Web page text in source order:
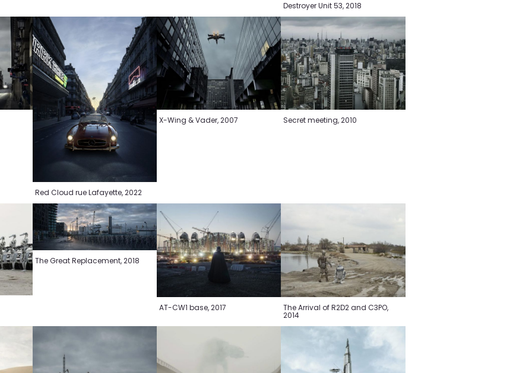
Destroyer Unit 53, 2018
Red Cloud rue Lafayette, 2022
X-Wing & Vader, 2007 Secret meeting, 2010
The Great Replacement, 2018
AT-CW1 base, 2017 The Arrival of R2D2 and C3PO,
2014